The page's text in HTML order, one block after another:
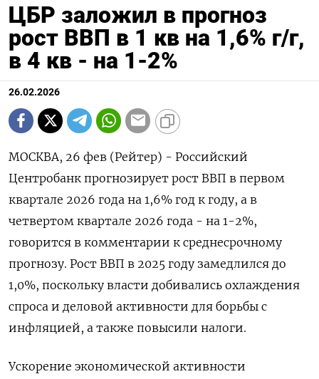
ЦБР заложил в прогноз
рост ВВП в 1 кв на 1,6% г/г,
в 4 кв - на 1-2%
26.02.2026
МОСКВА, 26 фев (Рейтер) - Российский
Центробанк прогнозирует рост ВВП в первом
квартале 2026 года на 1,6% год к году, а ‌в
четвертом квартале 2026 года - на 1-2%,
говорится в комментарии к среднесрочному
прогнозу. Рост ВВП в 2025 году ​замедлился до
1,0%, ​поскольку власти добивались ​охлаждения
спроса ⁠и деловой активности для борьбы ‌с
инфляцией, а также повысили ‌налоги.
Ускорение экономической активности